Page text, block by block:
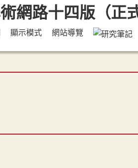
顯示模式 網站導覽